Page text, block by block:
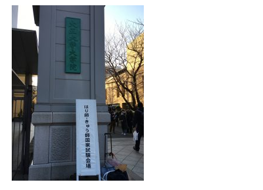
資料請求
インターネット出願
教職員採用情報
その他
個人情報の取り扱いについて